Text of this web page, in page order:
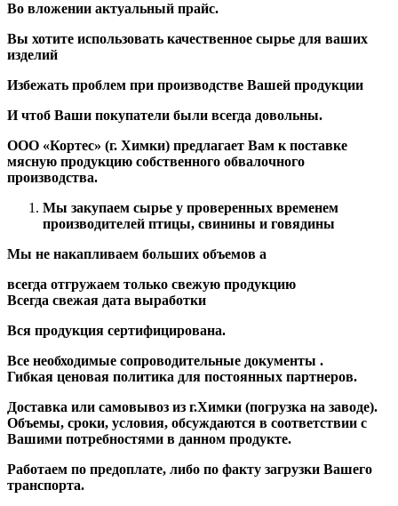
Во вложении актуальный прайс.
Вы хотите использовать качественное сырье для ваших
изделий
Избежать проблем при производстве Вашей продукции
И чтоб Ваши покупатели были всегда довольны.
ООО «Кортес» (г. Химки) предлагает Вам к поставке
мясную продукцию собственного обвалочного
производства.
Мы закупаем сырье у проверенных временем
производителей птицы, свинины и говядины
Мы не накапливаем больших объемов а
всегда отгружаем только свежую продукцию
Всегда свежая дата выработки
Вся продукция сертифицирована.
Все необходимые сопроводительные документы .
Гибкая ценовая политика для постоянных партнеров.
Доставка или самовывоз из г.Химки (погрузка на заводе).
Объемы, сроки, условия, обсуждаются в соответствии с
Вашими потребностями в данном продукте.
Работаем по предоплате, либо по факту загрузки Вашего
транспорта.